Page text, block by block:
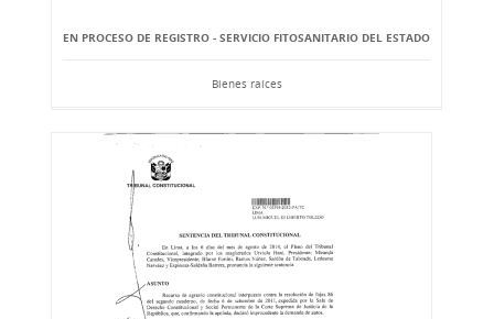
EN PROCESO DE REGISTRO - SERVICIO FITOSANITARIO DEL ESTADO
Bienes raíces